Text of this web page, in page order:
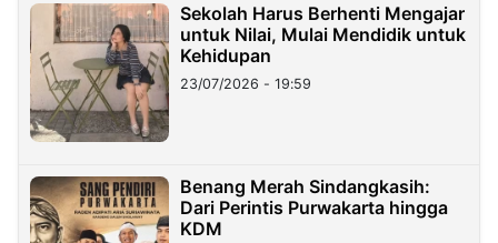
Sekolah Harus Berhenti Mengajar
untuk Nilai, Mulai Mendidik untuk
Kehidupan
23/07/2026 - 19:59
Benang Merah Sindangkasih:
Dari Perintis Purwakarta hingga
KDM